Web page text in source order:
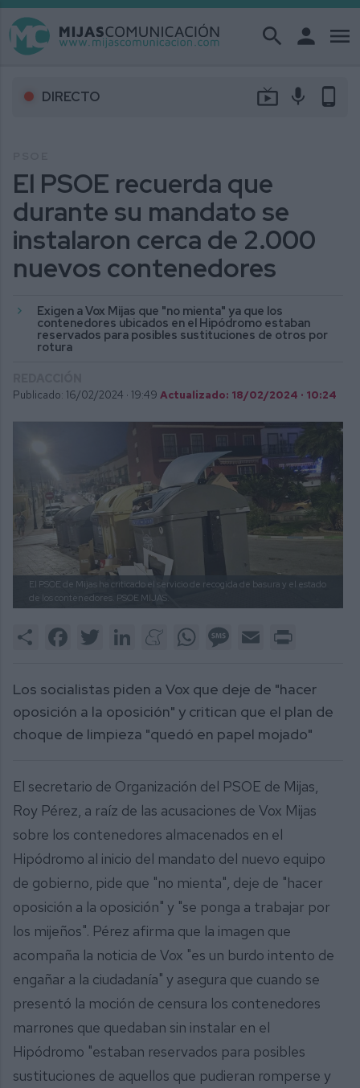
search person menu
DIRECTO live_tv mic phone_android
El PSOE recuerda que
durante su mandato se
instalaron cerca de 2.000
nuevos contenedores
Exigen a Vox Mijas que "no mienta" ya que los
contenedores ubicados en el Hipódromo estaban
reservados para posibles sustituciones de otros por
rotura
Publicado: 16/02/2024 · 19:49 Actualizado: 18/02/2024 · 10:24
El PSOE de Mijas ha criticado el servicio de recogida de basura y el estado
de los contenedores. PSOE MIJAS.
Share FacebookTwitter LinkedInMeneameWhatsAppMessage
Email
Los socialistas piden a Vox que deje de "hacer
oposición a la oposición" y critican que el plan de
choque de limpieza "quedó en papel mojado"
El secretario de Organización del PSOE de Mijas,
Roy Pérez, a raíz de las acusaciones de Vox Mijas
sobre los contenedores almacenados en el
Hipódromo al inicio del mandato del nuevo equipo
de gobierno, pide que "no mienta", deje de "hacer
oposición a la oposición" y "se ponga a trabajar por
los mijeños". Pérez afirma que la imagen que
acompaña la noticia de Vox "es un burdo intento de
engañar a la ciudadanía" y asegura que cuando se
presentó la moción de censura los contenedores
marrones que quedaban sin instalar en el
Hipódromo "estaban reservados para posibles
sustituciones de aquellos que pudieran romperse y